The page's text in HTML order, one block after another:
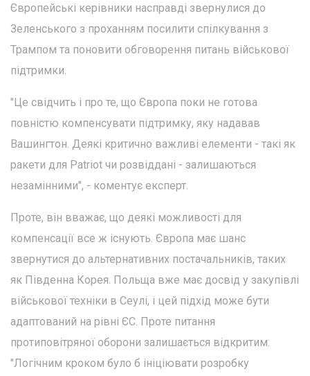
Європейські керівники насправді звернулися до
Зеленського з проханням посилити спілкування з
Трампом та поновити обговорення питань військової
підтримки.
"Це свідчить і про те, що Європа поки не готова
повністю компенсувати підтримку, яку надавав
Вашингтон. Деякі критично важливі елементи - такі як
ракети для Patriot чи розвіддані - залишаються
незамінними", - коментує експерт.
Проте, він вважає, що деякі можливості для
компенсації все ж існують. Європа має шанс
звернутися до альтернативних постачальників, таких
як Південна Корея. Польща вже має досвід у закупівлі
військової техніки в Сеулі, і цей підхід може бути
адаптований на рівні ЄС. Проте питання
протиповітряної оборони залишається відкритим:
"Логічним кроком було б ініціювати розробку